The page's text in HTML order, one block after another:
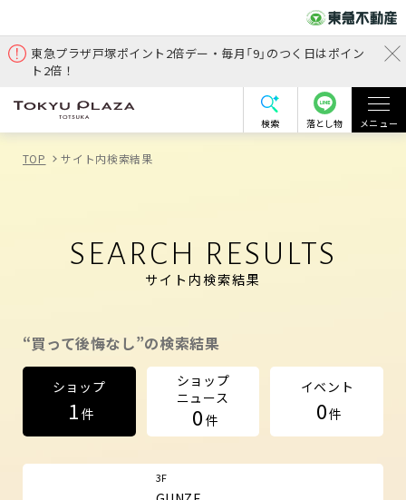
東急プラザ戸塚ポイント2倍デー・毎月「9」のつく日はポイン
ト2倍！
検索 落とし物 メニュー
TOP サイト内検索結果
SEARCH RESULTS
サイト内検索結果
“買って後悔なし”の検索結果
ショップ
1 件
ショップ
ニュース
0 件
イベント
0件
3F